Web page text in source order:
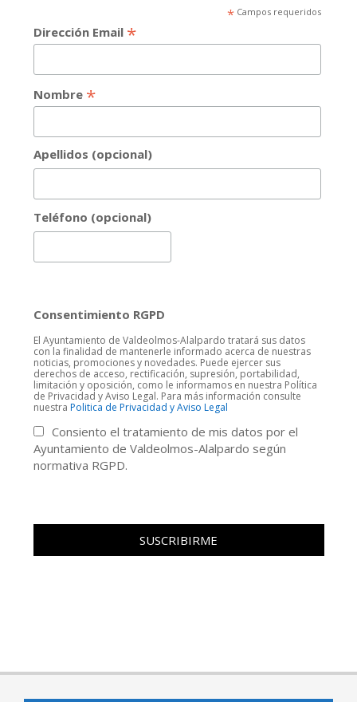
*Campos requeridos
Dirección Email *
Nombre *
Apellidos (opcional)
Teléfono (opcional)
Consentimiento RGPD
El Ayuntamiento de Valdeolmos-Alalpardo tratará sus datos
con la finalidad de mantenerle informado acerca de nuestras
noticias, promociones y novedades. Puede ejercer sus
derechos de acceso, rectificación, supresión, portabilidad,
limitación y oposición, como le informamos en nuestra Política
de Privacidad y Aviso Legal. Para más información consulte
nuestra Politica de Privacidad y Aviso Legal
Consiento el tratamiento de mis datos por el
Ayuntamiento de Valdeolmos-Alalpardo según
normativa RGPD.